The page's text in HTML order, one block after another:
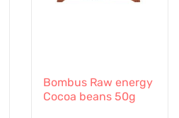
Bombus Raw energy
Cocoa beans 50g